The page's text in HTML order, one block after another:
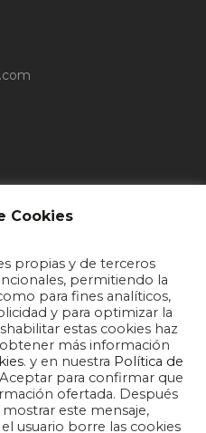
Cookies
propias y de terceros
permitiendo la
para fines analíticos,
y para optimizar la
estas cookies haz
más información
. y en nuestra Política de
para confirmar que
ofertada. Después
este mensaje,
usuario borre las cookies